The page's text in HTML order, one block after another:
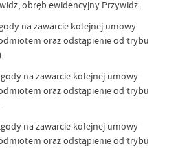
obręb ewidencyjny Przywidz.
na zawarcie kolejnej umowy
oraz odstąpienie od trybu
na zawarcie kolejnej umowy
oraz odstąpienie od trybu
na zawarcie kolejnej umowy
oraz odstąpienie od trybu